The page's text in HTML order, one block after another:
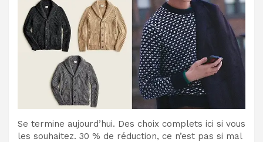
Se termine aujourd’hui. Des choix complets ici si vous
les souhaitez. 30 % de réduction, ce n’est pas si mal